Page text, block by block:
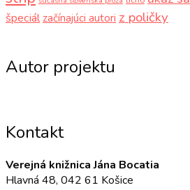
špeciál začínajúci autori z poličky
Autor projektu
Kontakt
Verejná knižnica Jána Bocatia
Hlavná 48, 042 61 Košice